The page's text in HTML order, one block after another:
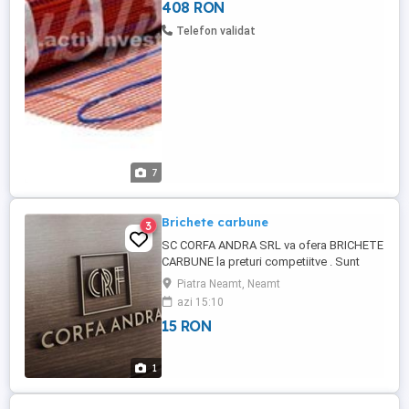
7
de finisaj rigide, fixate cu adeziv flexibil,
sau chiar și cu vopsele pentru pardoseli.
408 RON
Telefon validat
1
3 Brichete carbune
SC CORFA ANDRA SRL va ofera BRICHETE
CARBUNE la preturi competiitve . Sunt
produse cu putere calorica mare ,
inlocuitori ai combustibililor traditionali .
Depozit str. Stramutati , nr. 48 , Piatra
Neamt , jud. Neamt
Piatra Neamt, Neamt
azi 15:10
15 RON